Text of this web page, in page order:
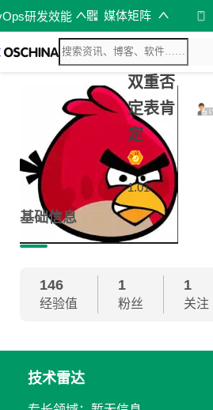
研发效能 媒体矩阵
双重否
定表肯
定
1.01ⁿ
基础信息
146
经验值
1
粉丝
1
关注
技术雷达